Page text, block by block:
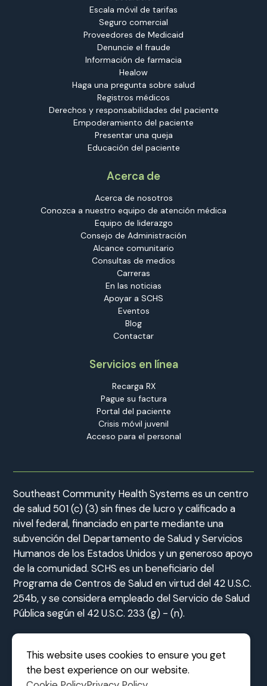
Escala móvil de tarifas
Seguro comercial
Proveedores de Medicaid
Denuncie el fraude
Información de farmacia
Healow
Haga una pregunta sobre salud
Registros médicos
Derechos y responsabilidades del paciente
Empoderamiento del paciente
Presentar una queja
Educación del paciente
Acerca de
Acerca de nosotros
Conozca a nuestro equipo de atención médica
Equipo de liderazgo
Consejo de Administración
Alcance comunitario
Consultas de medios
Carreras
En las noticias
Apoyar a SCHS
Eventos
Blog
Contactar
Servicios en línea
Recarga RX
Pague su factura
Portal del paciente
Crisis móvil juvenil
Acceso para el personal
Southeast Community Health Systems es un centro
de salud 501 (c) (3) sin fines de lucro y calificado a
nivel federal, financiado en parte mediante una
subvención del Departamento de Salud y Servicios
Humanos de los Estados Unidos y un generoso apoyo
de la comunidad. SCHS es un beneficiario del
Programa de Centros de Salud en virtud del 42 U.S.C.
254b, y se considera empleado del Servicio de Salud
Pública según el 42 U.S.C. 233 (g) - (n).
©2026 Southeast Community Health Systems
This website uses cookies to ensure you get
the best experience on our website.